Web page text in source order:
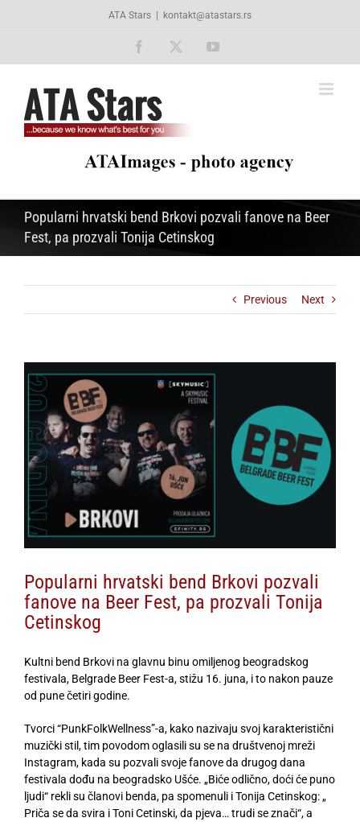
ATA Stars kontakt@atastars.rs
Facebook YouTube
Popularni hrvatski bend Brkovi pozvali fanove na Beer
Fest, pa prozvali Tonija Cetinskog
Previous Next
Larger
Image
Popularni hrvatski bend Brkovi pozvali
fanove na Beer Fest, pa prozvali Tonija
Cetinskog
Kultni bend Brkovi na glavnu binu omiljenog beogradskog
festivala, Belgrade Beer Fest-a, stižu 16. juna, i to nakon pauze
od pune četiri godine.
Tvorci “PunkFolkWellness”-a, kako nazivaju svoj karakteristični
muzički stil, tim povodom oglasili su se na društvenoj mreži
Instagram, kada su pozvali svoje fanove da drugog dana
festivala dođu na beogradsko Ušće. „Biće odlično, doći će puno
ljudi“ rekli su članovi benda, pa spomenuli i Tonija Cetinskog: „
Priča se da svira i Toni Cetinski, da pjeva… trudi se znači“, a